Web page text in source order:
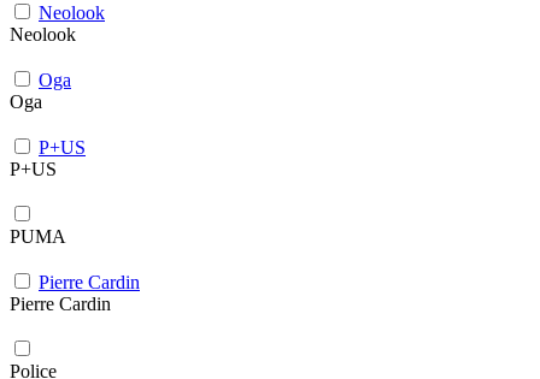
Neolook
Neolook
Oga
Oga
P+US
P+US
PUMA
Pierre Cardin
Pierre Cardin
Police